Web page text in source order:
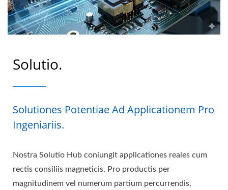
Solutio.
Solutiones Potentiae Ad Applicationem Pro
Ingeniariis.
Nostra Solutio Hub coniungit applicationes reales cum
rectis consiliis magneticis. Pro productis per
magnitudinem vel numerum partium percurrendis,